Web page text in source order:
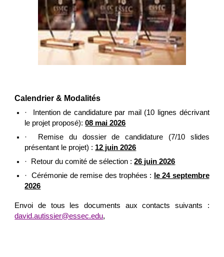
Calendrier & Modalités
·
Intention de candidature par mail (10 lignes décrivant
le projet proposé):08 mai 2026
·
Remise du dossier de candidature (7/10 slides
présentant le projet) : 12 juin 2026
·
Retour du comité de sélection :26 juin 2026
·
Cérémonie de remise des trophées :
le 24 septembre
2026
Envoi de tous les documents aux contacts suivants :
david.autissier@essec.edu,